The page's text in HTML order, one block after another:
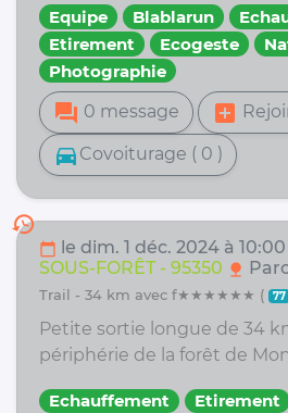
Equipe Blablarun
Etirement
Ecogeste
Photographie
forum 0 message add_box
directions_car Covoiturage ( 0 )
history
calendar_today le dim. 1 déc. 2024 à 10:00
SOUS-FORÊT - 95350 nature
trail - 34 km avec f★★★★★★ ( 77
Petite sortie longue de 34
périphérie de la forêt de
Echauffement Etirement